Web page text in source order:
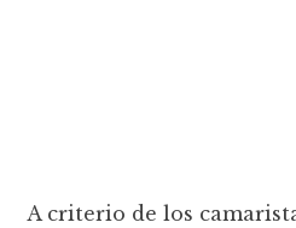
A criterio de los